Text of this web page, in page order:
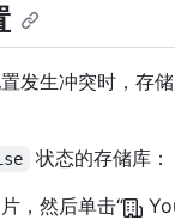
发生冲突时，存
状态的存储库：
，然后单击“